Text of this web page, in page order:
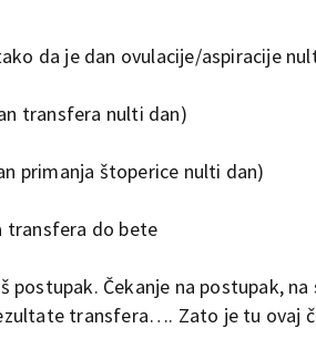
da je dan ovulacije/aspiracije
transfera nulti dan)
primanja štoperice nulti dan)
transfera do bete
Čekanje na postupak, na
transfera…. Zato je tu ovaj